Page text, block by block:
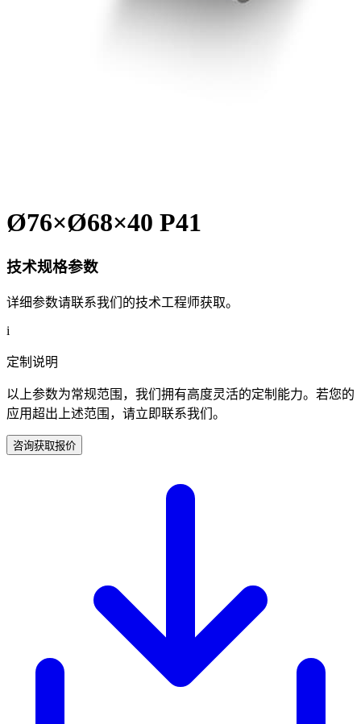
Ø76×Ø68×40 P41
技术规格参数
详细参数请联系我们的技术工程师获取。
i
定制说明
以上参数为常规范围，我们拥有高度灵活的定制能力。若您的
应用超出上述范围，请立即联系我们。
咨询获取报价